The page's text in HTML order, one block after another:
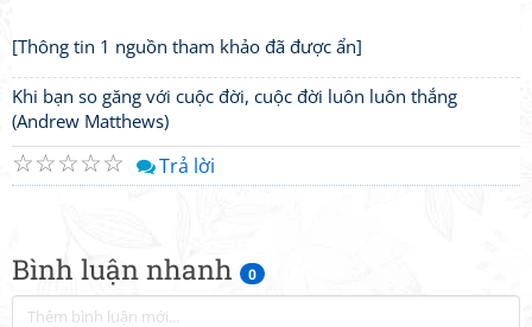
Bình luận nhanh 0
[Thông tin 1 nguồn tham khảo đã được ẩn]
Khi bạn so găng với cuộc đời, cuộc đời luôn luôn thắng
(Andrew Matthews)
☆
☆
☆
☆
☆ Trả lời